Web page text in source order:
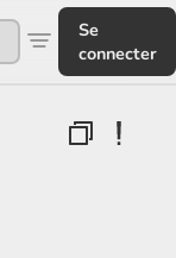
Se
connecter